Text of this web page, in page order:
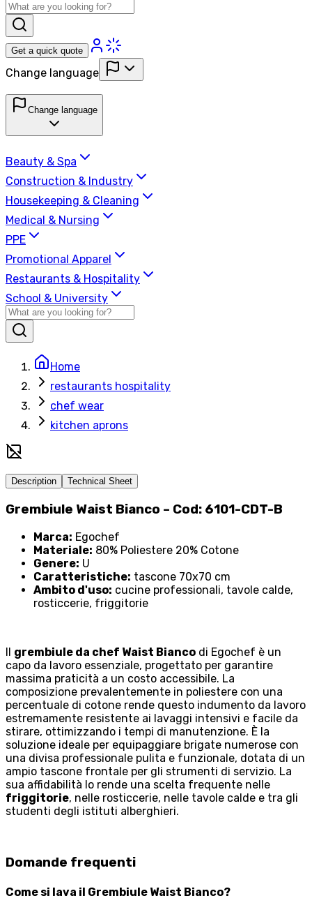
Get a quick quote
Change language
Change language
Beauty & Spa
Construction & Industry
Housekeeping & Cleaning
Medical & Nursing
PPE
Promotional Apparel
Restaurants & Hospitality
School & University
Home
restaurants hospitality
chef wear
kitchen aprons
Description Technical Sheet
Grembiule Waist Bianco – Cod: 6101-CDT-B
Marca: Egochef
Materiale: 80% Poliestere 20% Cotone
Genere: U
Caratteristiche: tascone 70x70 cm
Ambito d'uso: cucine professionali, tavole calde,
rosticcerie, friggitorie
Il grembiule da chef Waist Bianco di Egochef è un
capo da lavoro essenziale, progettato per garantire
massima praticità a un costo accessibile. La
composizione prevalentemente in poliestere con una
percentuale di cotone rende questo indumento da lavoro
estremamente resistente ai lavaggi intensivi e facile da
stirare, ottimizzando i tempi di manutenzione. È la
soluzione ideale per equipaggiare brigate numerose con
una divisa professionale pulita e funzionale, dotata di un
ampio tascone frontale per gli strumenti di servizio. La
sua affidabilità lo rende una scelta frequente nelle
friggitorie, nelle rosticcerie, nelle tavole calde e tra gli
studenti degli istituti alberghieri.
Domande frequenti
Come si lava il Grembiule Waist Bianco?